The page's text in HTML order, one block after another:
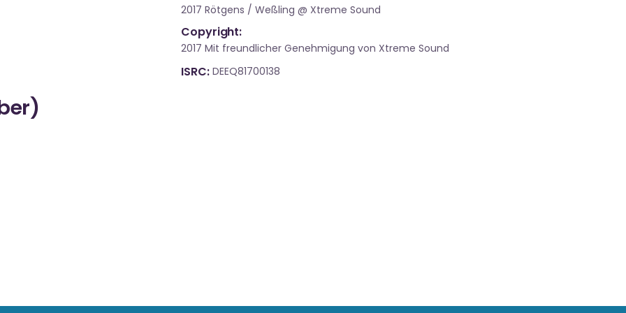
2017 Rötgens / Weßling @ Xtreme Sound
Copyright:
2017 Mit freundlicher Genehmigung von Xtreme Sound
ISRC DEEQ81700138